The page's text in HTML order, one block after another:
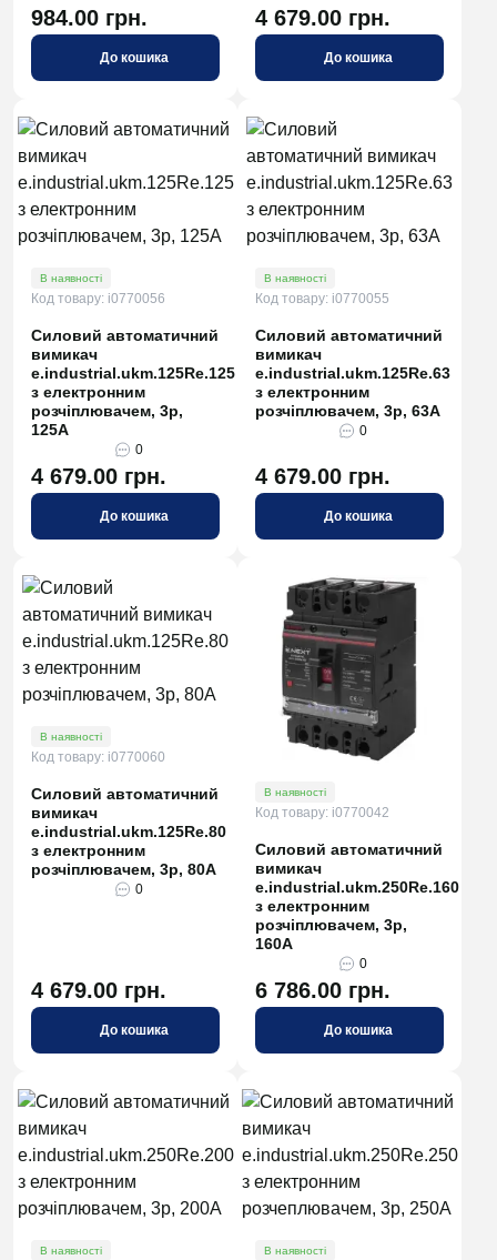
984.00 грн.
До кошика
4 679.00 грн.
До кошика
В наявності
Код товару: i0770056
Силовий автоматичний
вимикач
e.industrial.ukm.125Re.125
з електронним
розчіплювачем, 3р,
125А
0
4 679.00 грн.
До кошика
В наявності
Код товару: i0770055
Силовий автоматичний
вимикач
e.industrial.ukm.125Re.63
з електронним
розчіплювачем, 3р, 63А
0
4 679.00 грн.
До кошика
В наявності
Код товару: i0770060
Силовий автоматичний
вимикач
e.industrial.ukm.125Re.80
з електронним
розчіплювачем, 3р, 80А
0
4 679.00 грн.
До кошика
В наявності
Код товару: i0770042
Силовий автоматичний
вимикач
e.industrial.ukm.250Re.160
з електронним
розчіплювачем, 3р,
160А
0
6 786.00 грн.
До кошика
В наявності В наявності